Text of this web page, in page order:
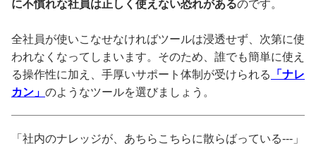
に不慣れな社員は正しく使えない恐れがあるのです。
全社員が使いこなせなければツールは浸透せず、次第に使
われなくなってしまいます。そのため、誰でも簡単に使え
る操作性に加え、手厚いサポート体制が受けられる
「ナレ
カン」 のようなツールを選びましょう。
「社内のナレッジが、あちらこちらに散らばっている---」